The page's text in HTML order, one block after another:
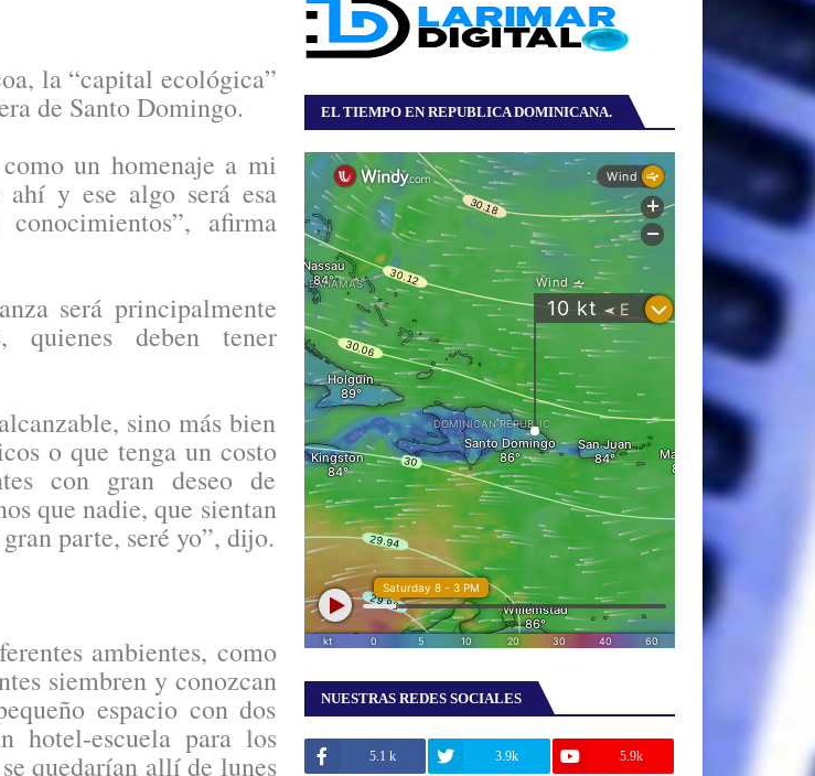
la “capital ecológica”
de Santo Domingo.
un homenaje a mi
ahí y ese algo será esa
afirma
será principalmente
quienes deben tener
sino más bien
o que tenga un costo
con gran deseo de
que nadie, que sientan
parte, seré yo”, dijo.
ambientes, como
siembren y conozcan
espacio con dos
hotel-escuela para los
quedarían allí de lunes
EL TIEMPO EN REPUBLICA DOMINICANA.
NUESTRAS REDES SOCIALES
5.1 k 3.9k 5.9k